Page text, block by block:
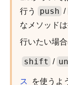
行う
push /
なメソッド
行いたい場
shift /
ス を使うよ